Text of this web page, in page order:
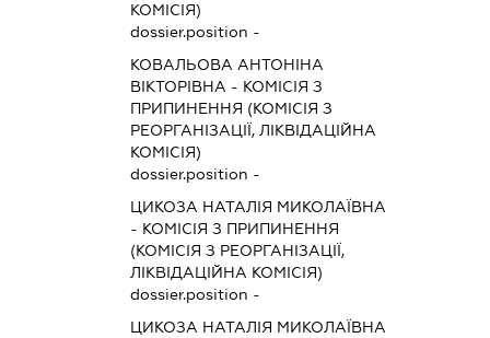
КОМІСІЯ)
dossier.position -
КОВАЛЬОВА АНТОНІНА
ВІКТОРІВНА - КОМІСІЯ З
ПРИПИНЕННЯ (КОМІСІЯ З
РЕОРГАНІЗАЦІЇ, ЛІКВІДАЦІЙНА
КОМІСІЯ)
dossier.position -
ЦИКОЗА НАТАЛІЯ МИКОЛАЇВНА
- КОМІСІЯ З ПРИПИНЕННЯ
(КОМІСІЯ З РЕОРГАНІЗАЦІЇ,
ЛІКВІДАЦІЙНА КОМІСІЯ)
dossier.position -
ЦИКОЗА НАТАЛІЯ МИКОЛАЇВНА